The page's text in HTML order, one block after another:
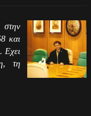
και
Εχει
τη